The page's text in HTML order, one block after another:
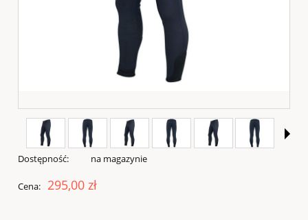
Dostępność: na magazynie
Cena: 295,00 zł